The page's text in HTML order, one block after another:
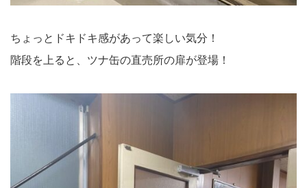
ちょっとドキドキ感があって楽しい気分！
階段を上ると、ツナ缶の直売所の扉が登場！